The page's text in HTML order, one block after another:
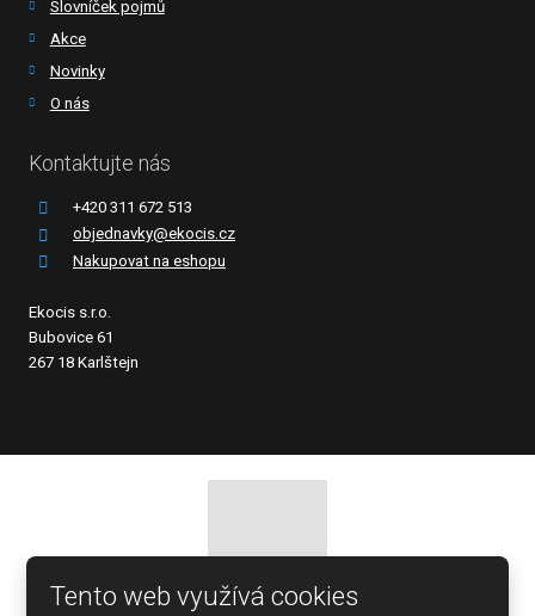
Slovníček pojmů
Akce
Novinky
O nás
Kontaktujte nás
+420 311 672 513
objednavky@ekocis.cz
Nakupovat na eshopu
Ekocis s.r.o.
Bubovice 61
267 18 Karlštejn
Tento web využívá cookies